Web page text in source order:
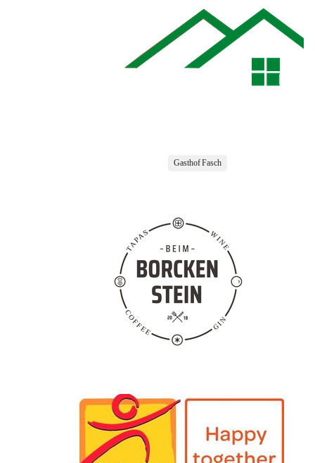
Gasthof Fasch